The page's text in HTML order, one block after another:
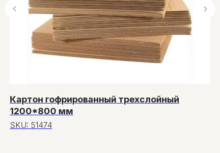
Картон гофрированный трехслойный
1200*800 мм
SKU: 51474